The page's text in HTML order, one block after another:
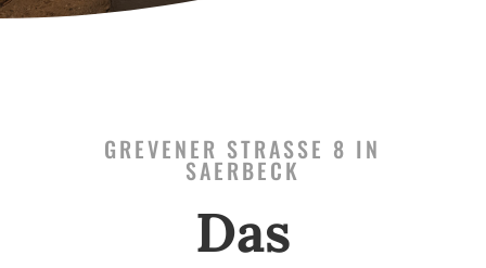
GREVENER STRASSE 8 IN S
AERBECK
Das